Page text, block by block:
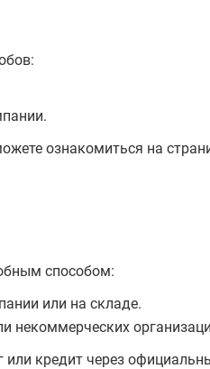
ознакомиться на
способом:
или на складе.
некоммерческих
кредит через